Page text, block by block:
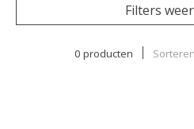
Filters
0 producten